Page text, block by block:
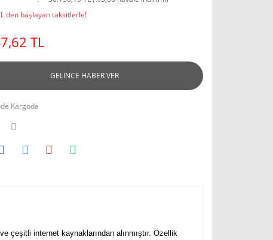
den başlayan taksitlerle!
TL
GELİNCE HABER VER
Kargoda
çeşitli internet kaynaklarından alınmıştır. Özellik